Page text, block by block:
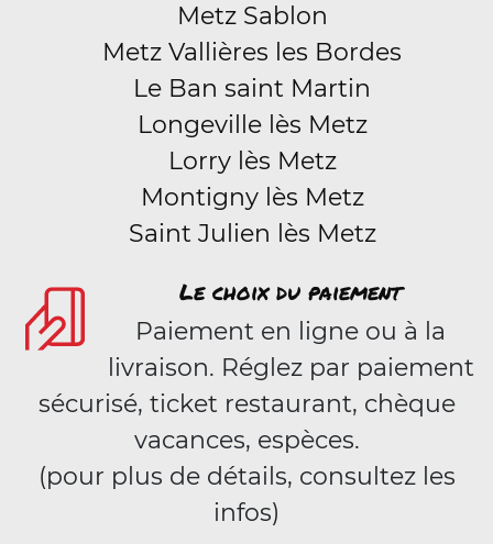
Metz Sablon
Metz Vallières les Bordes
Le Ban saint Martin
Longeville lès Metz
Lorry lès Metz
Montigny lès Metz
Saint Julien lès Metz
Le choix du paiement
Paiement en ligne ou à la
livraison. Réglez par paiement
sécurisé, ticket restaurant, chèque
vacances, espèces.
(pour plus de détails, consultez les
infos)